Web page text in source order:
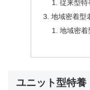
従来型特
地域密着型
地域密着
ユニット型特養